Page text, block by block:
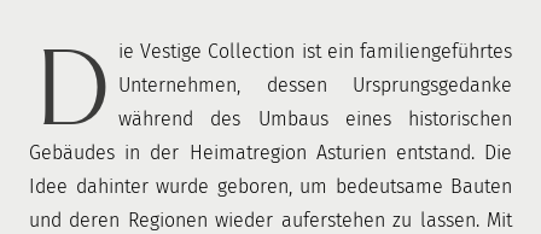
D ie Vestige Collection ist ein familiengeführtes
Unternehmen, dessen Ursprungsgedanke
während des Umbaus eines historischen
Gebäudes in der Heimatregion Asturien entstand. Die
Idee dahinter wurde geboren, um bedeutsame Bauten
und deren Regionen wieder auferstehen zu lassen. Mit